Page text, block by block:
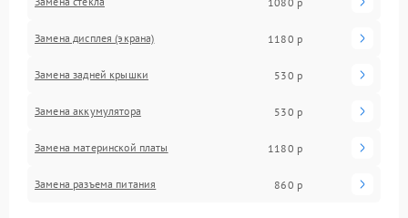
Замена дисплея (экрана) 1180 р
Замена задней крышки 530 р
Замена аккумулятора 530 р
Замена материнской платы 1180 р
Замена разъема питания 860 р